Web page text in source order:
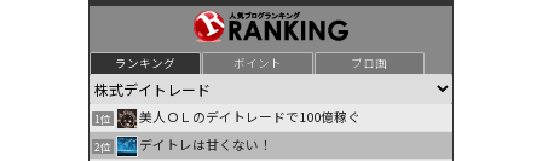
ランキング ポイント ブロ画
1位 美人ＯＬのデイトレードで100億稼ぐ
2位 デイトレは甘くない！